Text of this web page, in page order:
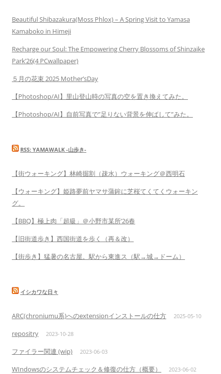
Beautiful Shibazakura(Moss Phlox) – A Spring Visit to Yamasa
Kamaboko in Himeji
Recharge our Soul: The Empowering Cherry Blossoms of Shinzaike
Park’26(4 PCwallpaper)
５月の花束 2025 Mother’sDay
【Photoshop/AI】里山登山時の写真の空を置き換えてみた。
【Photoshop/AI】自前写真で”足りない背景を伸ばして”みた。
RSS: YAMAWALK -山歩き-
【街ウォーキング】林崎掘割（疎水）ウォーキング＠西明石
【ウォーキング】姫路夢前ヤマサ蒲鉾に芝桜てくてくウォーキン
グ。
【BBQ】極上肉「超級」＠小野市某所’26春
【旧街道歩き】西国街道を歩く（再＆改）
【街歩き】猛暑の名古屋。駅から東進ス（駅→城→ドーム）
イシカワな日々
ARC(chroniumu系)へのextensionインストールの仕方 2025-05-10
repositry 2023-10-28
ファイラー関連 (wip) 2023-06-03
WIndowsのシステムチェック＆修復の仕方（概要） 2023-06-02